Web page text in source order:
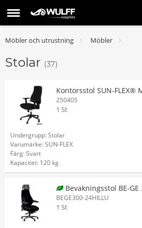
Möbler och utrustning Möbler
Stolar (37)
Kontorsstol SUN-FLEX®
250405
1 St
Undergrupp: Stolar
Varumärke: SUN-FLEX
Färg: Svart
Kapacitet: 120 kg
Bevakningsstol BE-
BEGE300-24HILLU
1 St